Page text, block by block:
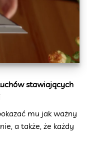
stawiających
mu jak ważny
a także, że każdy